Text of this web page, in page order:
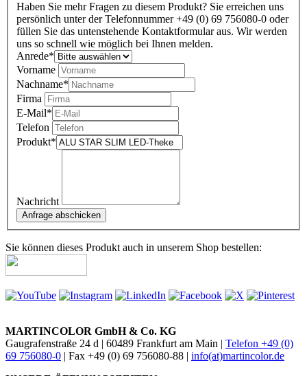
Haben Sie mehr Fragen zu diesem Produkt? Sie erreichen uns
persönlich unter der Telefonnummer +49 (0) 69 756080-0 oder
füllen Sie das untenstehende Kontaktformular aus. Wir werden
uns so schnell wie möglich bei Ihnen melden.
Anrede*
Vorname
Nachname*
Firma
E-Mail*
Telefon
Produkt*
Nachricht
Sie können dieses Produkt auch in unserem Shop bestellen:
MARTINCOLOR GmbH & Co. KG
Gaugrafenstraße 24 d | 60489 Frankfurt am Main | Telefon +49 (0)
69 756080-0 | Fax +49 (0) 69 756080-88 | info(at)martincolor.de